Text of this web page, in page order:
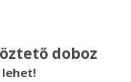
doboz
lehet!